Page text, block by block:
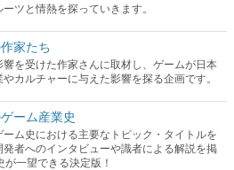
ツと情熱を探っていきます。
家たち
を受けた作家さんに取材し、ゲームが日本
カルチャーに与えた影響を探る企画です。
ーム産業史
ーム史における主要なトピック・タイトルを
者へのインタビューや識者による解説を掲
一望できる決定版！